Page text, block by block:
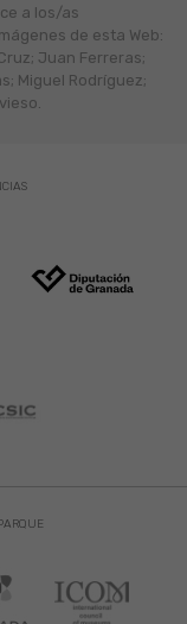
a los/as
de esta Web:
Juan Ferreras;
Miguel Rodríguez;